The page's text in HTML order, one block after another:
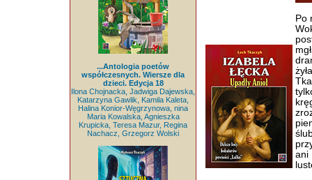
...Antologia poetów
współczesnych. Wiersze dla
dzieci. Edycja 18
Ilona Chojnacka, Jadwiga Dajewska,
Katarzyna Gawlik, Kamila Kaleta,
Halina Konior-Węgrzynowa, nina
Maria Kowalska, Agnieszka
Krupicka, Teresa Mazur, Regina
Nachacz, Grzegorz Wolski
Po
ani